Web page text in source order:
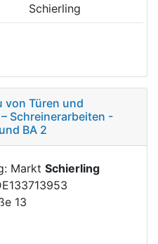
Schierling
von Türen und
Schreinerarbeiten -
BA 2
Markt Schierling
13